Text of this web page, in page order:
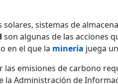
sistemas de
son algunas de las acciones
en el que la minería juega
emisiones de carbono
la Administración de